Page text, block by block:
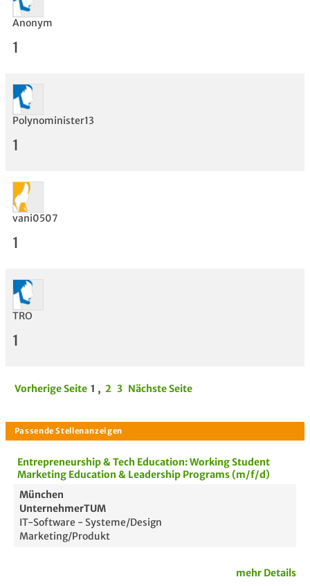
Anonym
1
Polynominister13
1
vani0507
1
TRO
1
Vorherige Seite 1 , 2 3 Nächste Seite
Entrepreneurship & Tech Education: Working Student
Marketing Education & Leadership Programs (m/f/d)
München
UnternehmerTUM
IT-Software - Systeme/Design
Marketing/Produkt
mehr Details